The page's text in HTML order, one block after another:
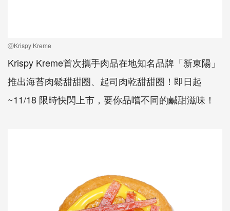
ⓒKrispy Kreme
Krispy Kreme首次攜手肉品在地知名品牌「新東陽」
推出海苔肉鬆甜甜圈、起司肉乾甜甜圈！即日起
~11/18 限時快閃上市，要你品嚐不同的鹹甜滋味！